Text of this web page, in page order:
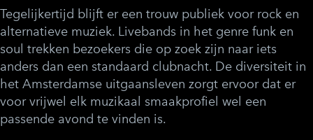
Tegelijkertijd blijft er een trouw publiek voor rock en
alternatieve muziek. Livebands in het genre funk en
soul trekken bezoekers die op zoek zijn naar iets
anders dan een standaard clubnacht. De diversiteit in
het Amsterdamse uitgaansleven zorgt ervoor dat er
voor vrijwel elk muzikaal smaakprofiel wel een
passende avond te vinden is.